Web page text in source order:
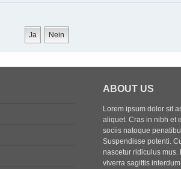
ABOUT US
Lorem ipsum dolor sit
aliquet. Cras in nibh et
sociis natoque
Suspendisse potenti.
nascetur ridiculus mus.
viverra sagittis